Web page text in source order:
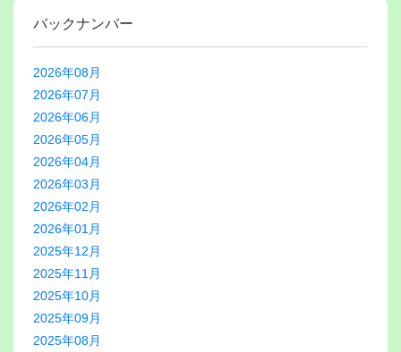
バックナンバー
2026年08月
2026年07月
2026年06月
2026年05月
2026年04月
2026年03月
2026年02月
2026年01月
2025年12月
2025年11月
2025年10月
2025年09月
2025年08月